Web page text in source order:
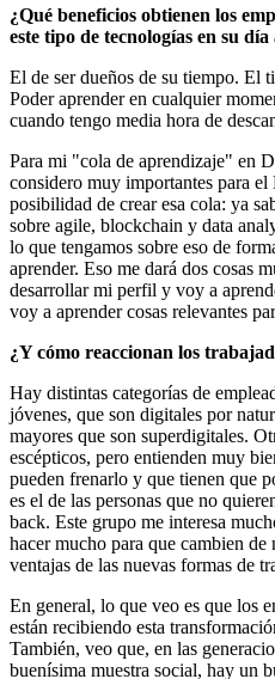
¿Qué beneficios obtienen los
este tipo de tecnologías en su día
El de ser dueños de su tiempo. El
Poder aprender en cualquier
cuando tengo media hora de
Para mi "cola de aprendizaje" en
considero muy importantes para
posibilidad de crear esa cola: ya
sobre agile, blockchain y data
lo que tengamos sobre eso de
aprender. Eso me dará dos cosas
desarrollar mi perfil y voy a
voy a aprender cosas relevantes
¿Y cómo reaccionan los
Hay distintas categorías de
jóvenes, que son digitales por
mayores que son superdigitales.
escépticos, pero entienden muy
pueden frenarlo y que tienen que
es el de las personas que no
back. Este grupo me interesa
hacer mucho para que cambien
ventajas de las nuevas formas de
En general, lo que veo es que los
están recibiendo esta
También, veo que, en las
buenísima muestra social, hay un